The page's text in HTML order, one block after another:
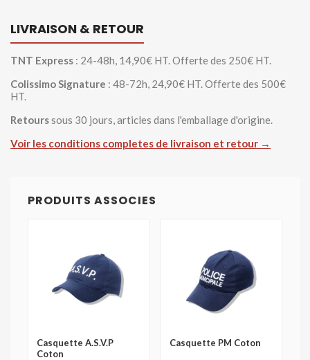
LIVRAISON & RETOUR
TNT Express : 24-48h, 14,90€ HT. Offerte des 250€ HT.
Colissimo Signature : 48-72h, 24,90€ HT. Offerte des 500€
HT.
Retourssous 30 jours, articles dans l'emballage d'origine.
Voir les conditions completes de livraison et retour →
PRODUITS ASSOCIES
Casquette A.S.V.P
Coton
Casquette PM Coton